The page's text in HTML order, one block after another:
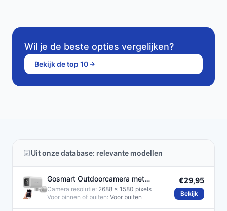
Wil je de beste opties vergelijken?
Bekijk de top 10
Uit onze database: relevante modellen
Gosmart Outdoorcamera met
Nachtzicht en Bewegingsdetectie
Camera resolutie: 2688 x 1580 pixels
Voor binnen of buiten: Voor buiten
€29,95
Bekijk